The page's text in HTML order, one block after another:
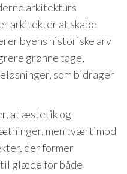
arkitekturs
arkitekter at skabe
byens historiske arv
grønne tage,
som bidrager
at æstetik og
men tværtimod
der former
til glæde for både